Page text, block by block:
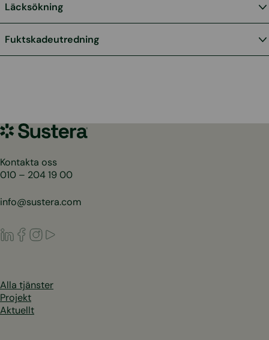
Läcksökning
Fuktskadeutredning
Sustera
Sweden
Kontakta oss
010 – 204 19 00
info@sustera.com
LinkedIn
Facebook
Instagram
Alla tjänster
Projekt
Aktuellt